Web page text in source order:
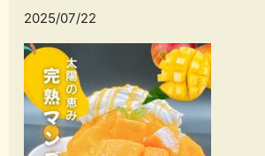
2025/07/22